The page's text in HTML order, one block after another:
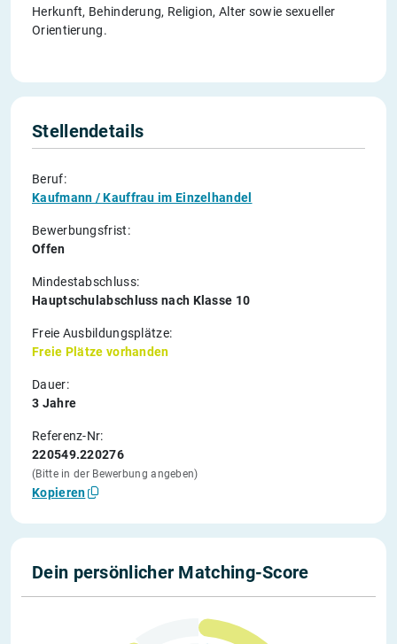
Herkunft, Behinderung, Religion, Alter sowie sexueller
Orientierung.
Stellendetails
Beruf:
Kaufmann / Kauffrau im Einzelhandel
Bewerbungsfrist:
Offen
Mindestabschluss:
Hauptschulabschluss nach Klasse 10
Freie Ausbildungsplätze:
Freie Plätze vorhanden
Dauer:
3 Jahre
Referenz-Nr:
220549.220276
(Bitte in der Bewerbung angeben)
Kopieren
Dein persönlicher Matching-Score